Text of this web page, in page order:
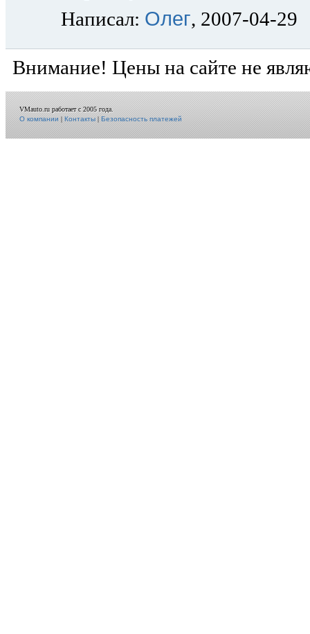
Написал: Олег, 2007-04-29
Внимание! Цены на сайте не
VMauto.ru работает с 2005 года.
О компании|Контакты|Безопасность платежей